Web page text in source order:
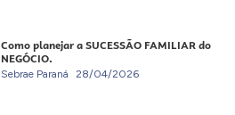
Como planejar a SUCESSÃO FAMILIAR do
NEGÓCIO.
Sebrae Paraná 28/04/2026